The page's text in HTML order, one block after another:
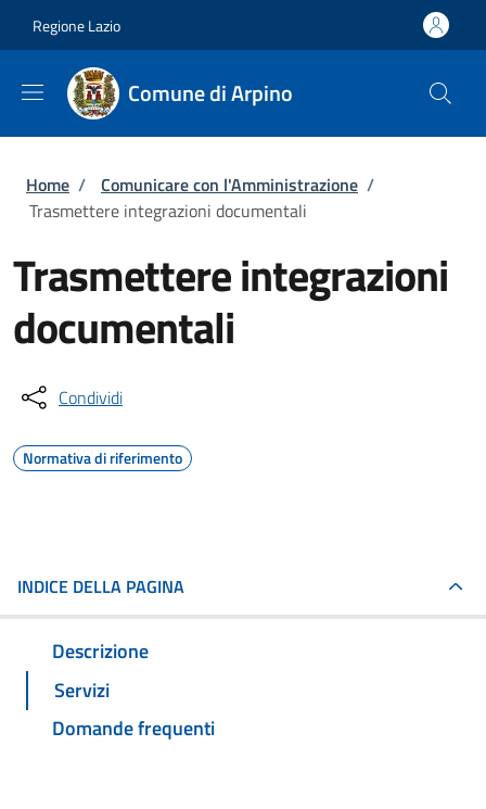
Regione Lazio
Comune di Arpino
Briciole di pane
Home / Comunicare con l'Amministrazione /
Trasmettere integrazioni documentali
Trasmettere integrazioni
documentali
Condividi
Normativa di riferimento
INDICE DELLA PAGINA
Descrizione
Servizi
Domande frequenti